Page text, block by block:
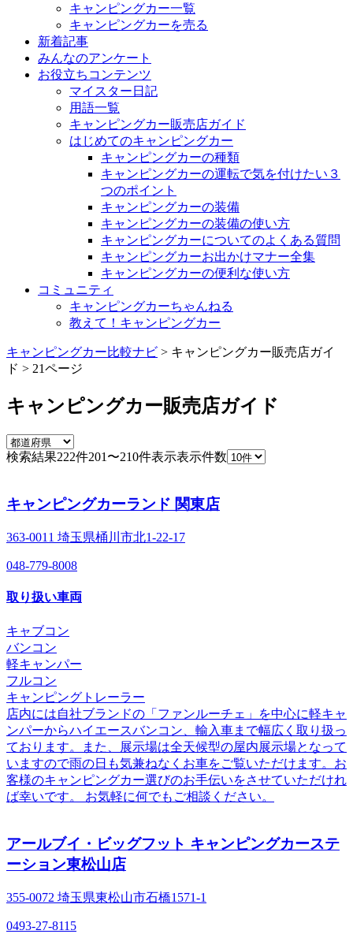
キャンピングカー一覧
キャンピングカーを売る
新着記事
みんなのアンケート
お役立ちコンテンツ
マイスター日記
用語一覧
キャンピングカー販売店ガイド
はじめてのキャンピングカー
キャンピングカーの種類
キャンピングカーの運転で気を付けたい３
つのポイント
キャンピングカーの装備
キャンピングカーの装備の使い方
キャンピングカーについてのよくある質問
キャンピングカーお出かけマナー全集
キャンピングカーの便利な使い方
コミュニティ
キャンピングカーちゃんねる
教えて！キャンピングカー
キャンピングカー比較ナビ > キャンピングカー販売店ガイ
ド > 21ページ
キャンピングカー販売店ガイド
検索結果222件201〜210件表示表示件数
キャンピングカーランド 関東店
363-0011 埼玉県桶川市北1-22-17
048-779-8008
取り扱い車両
キャブコン
バンコン
軽キャンパー
フルコン
キャンピングトレーラー
店内には自社ブランドの「ファンルーチェ」を中心に軽キャ
ンパーからハイエースバンコン、輸入車まで幅広く取り扱っ
ております。また、展示場は全天候型の屋内展示場となって
いますので雨の日も気兼ねなくお車をご覧いただけます。お
客様のキャンピングカー選びのお手伝いをさせていただけれ
ば幸いです。 お気軽に何でもご相談ください。
アールブイ・ビッグフット キャンピングカーステ
ーション東松山店
355-0072 埼玉県東松山市石橋1571-1
0493-27-8115